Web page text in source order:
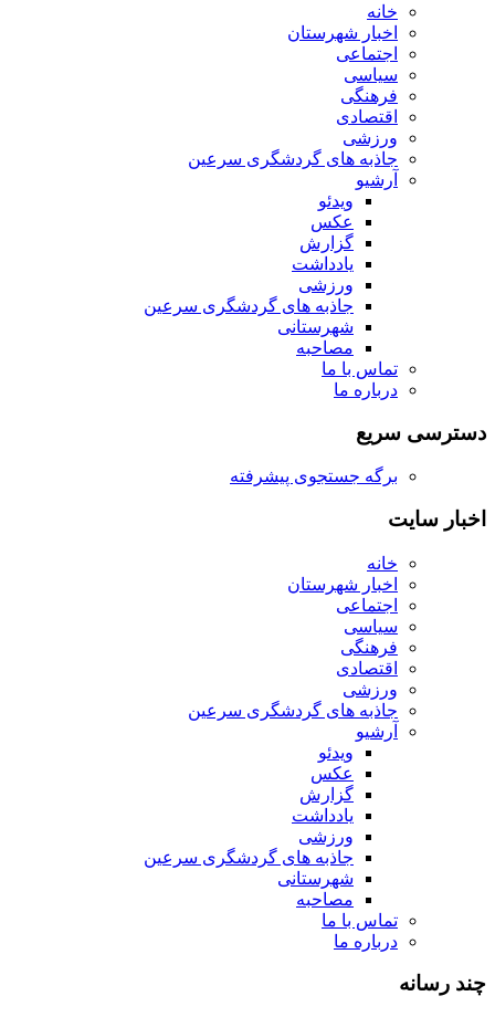
خانه
اخبار شهرستان
اجتماعی
سیاسی
فرهنگی
اقتصادی
ورزشی
جاذبه های گردشگری سرعین
آرشیو
ویدئو
عکس
گزارش
یادداشت
ورزشی
جاذبه های گردشگری سرعین
شهرستانی
مصاحبه
تماس با ما
درباره ما
دسترسی سریع
برگه جستجوی پیشرفته
اخبار سایت
خانه
اخبار شهرستان
اجتماعی
سیاسی
فرهنگی
اقتصادی
ورزشی
جاذبه های گردشگری سرعین
آرشیو
ویدئو
عکس
گزارش
یادداشت
ورزشی
جاذبه های گردشگری سرعین
شهرستانی
مصاحبه
تماس با ما
درباره ما
چند رسانه